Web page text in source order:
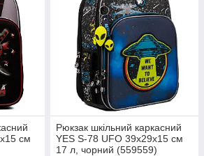
см
Рюкзак шкільний каркасний
YES S-78 UFO 39х29х15 см
17 л, чорний (559559)